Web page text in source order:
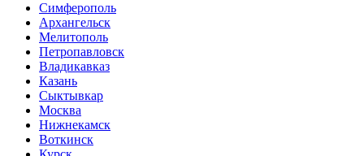
Симферополь
Архангельск
Мелитополь
Петропавловск
Владикавказ
Казань
Сыктывкар
Москва
Нижнекамск
Воткинск